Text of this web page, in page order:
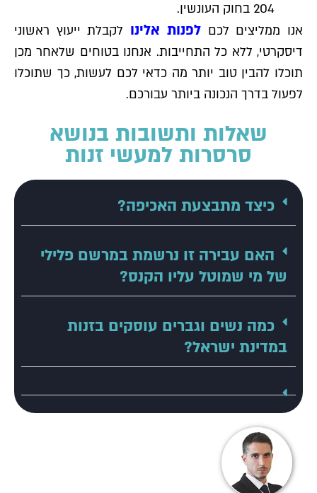
204 בחוק העונשין.
אנו ממליצים לכםלפנות אלינו לקבלת ייעוץ ראשוני
דיסקרטי, ללא כל התחייבות. אנחנו בטוחים שלאחר מכן
תוכלו להבין טוב יותר מה כדאי לכם לעשות, כך שתוכלו
לפעול בדרך הנכונה ביותר עבורכם.
שאלות ותשובות בנושא
סרסרות למעשי זנות
כיצד מתבצעת האכיפה?
האם עבירה זו נרשמת במרשם פלילי
של מי שמוטל עליו הקנס?
כמה נשים וגברים עוסקים בזנות
במדינת ישראל?